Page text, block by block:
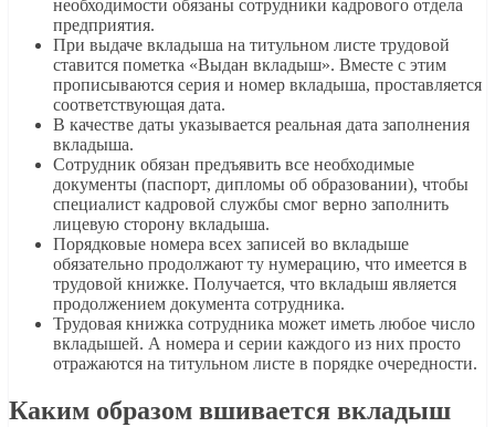
необходимости обязаны сотрудники кадрового отдела
предприятия.
При выдаче вкладыша на титульном листе трудовой
ставится пометка «Выдан вкладыш». Вместе с этим
прописываются серия и номер вкладыша, проставляется
соответствующая дата.
В качестве даты указывается реальная дата заполнения
вкладыша.
Сотрудник обязан предъявить все необходимые
документы (паспорт, дипломы об образовании), чтобы
специалист кадровой службы смог верно заполнить
лицевую сторону вкладыша.
Порядковые номера всех записей во вкладыше
обязательно продолжают ту нумерацию, что имеется в
трудовой книжке. Получается, что вкладыш является
продолжением документа сотрудника.
Трудовая книжка сотрудника может иметь любое число
вкладышей. А номера и серии каждого из них просто
отражаются на титульном листе в порядке очередности.
Каким образом вшивается вкладыш